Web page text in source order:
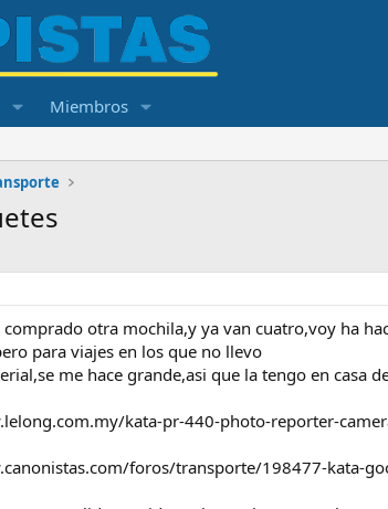
Miembros
comprado otra mochila,y ya van cuatro,voy ha
para viajes en los que no llevo
me hace grande,asi que la tengo en casa
kata-pr-440-photo-reporter-
foros/transporte/198477-kata-